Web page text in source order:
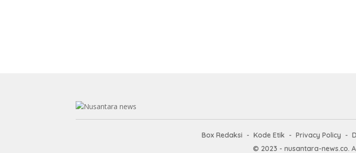
Box Redaksi Kode Etik Privacy Policy
© 2023 - nusantara-news.co.